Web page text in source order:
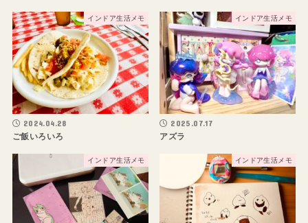
インドア生活メモ
2024.04.28
ご飯いろいろ
インドア生活メモ
2025.07.17
アズラ
インドア生活メモ インドア生活メモ